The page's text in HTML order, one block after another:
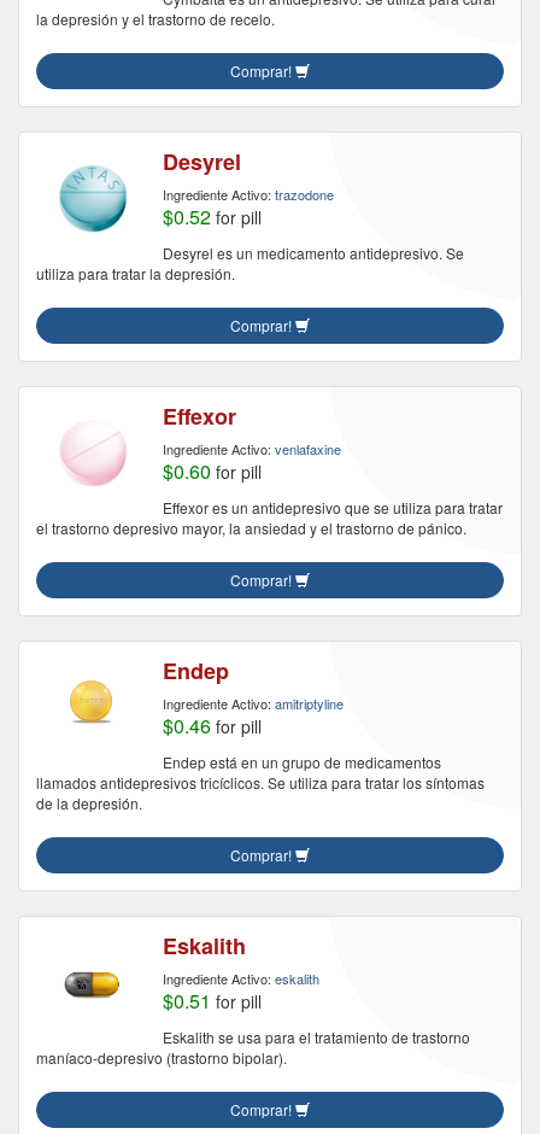
la depresión y el trastorno de recelo.
Comprar!
Desyrel
Ingrediente Activo: trazodone
$0.52 for pill
Desyrel es un medicamento antidepresivo. Se
utiliza para tratar la depresión.
Comprar!
Effexor
Ingrediente Activo: venlafaxine
$0.60 for pill
Effexor es un antidepresivo que se utiliza para tratar
el trastorno depresivo mayor, la ansiedad y el trastorno de pánico.
Comprar!
Endep
Ingrediente Activo: amitriptyline
$0.46 for pill
Endep está en un grupo de medicamentos
llamados antidepresivos tricíclicos. Se utiliza para tratar los síntomas
de la depresión.
Comprar!
Eskalith
Ingrediente Activo: eskalith
$0.51 for pill
Eskalith se usa para el tratamiento de trastorno
maníaco-depresivo (trastorno bipolar).
Comprar!